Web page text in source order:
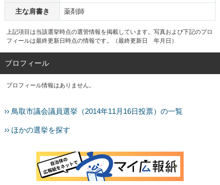
主な肩書き 薬剤師
上記項目は当該選挙時点の選管情報を掲載しています。写真および下記のプロ
フィールは最終更新日時点の情報です。（最終更新日 年月日）
プロフィール
プロフィール情報はありません。
›› 鳥取市議会議員選挙（2014年11月16日投票）の一覧
›› ほかの選挙を探す